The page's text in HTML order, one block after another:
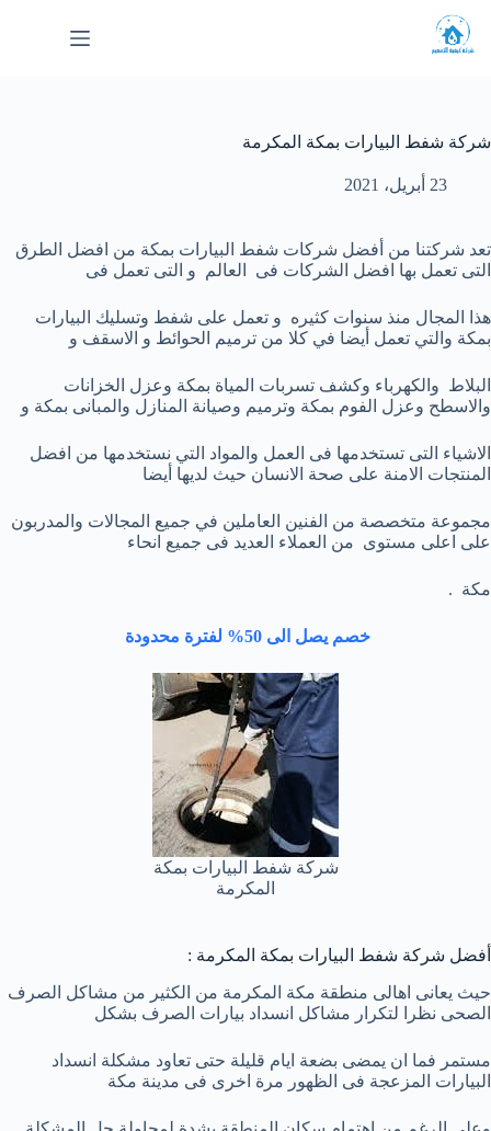
إلى
المحتوى
شركة شفط البيارات بمكة المكرمة
23 أبريل، 2021
تعد شركتنا من أفضل شركات شفط البيارات بمكة من افضل الطرق
التى تعمل بها افضل الشركات فى العالم و التى تعمل فى
هذا المجال منذ سنوات كثيره و تعمل على شفط وتسليك البيارات
بمكة والتي تعمل أيضا في كلا من ترميم الحوائط و الاسقف و
البلاط والكهرباء وكشف تسربات المياة بمكة وعزل الخزانات
والاسطح وعزل الفوم بمكة وترميم وصيانة المنازل والمبانى بمكة و
الاشياء التى تستخدمها فى العمل والمواد التي نستخدمها من افضل
المنتجات الامنة على صحة الانسان حيث لديها أيضا
مجموعة متخصصة من الفنين العاملين في جميع المجالات والمدربون
على اعلى مستوى من العملاء العديد فى جميع انحاء
مكة .
خصم يصل الى 50% لفترة محدودة
شركة شفط البيارات بمكة
المكرمة
أفضل شركة شفط البيارات بمكة المكرمة :
حيث يعانى اهالى منطقة مكة المكرمة من الكثير من مشاكل الصرف
الصحى نظرا لتكرار مشاكل انسداد بيارات الصرف بشكل
مستمر فما ان يمضى بضعة ايام قليلة حتى تعاود مشكلة انسداد
البيارات المزعجة فى الظهور مرة اخرى فى مدينة مكة